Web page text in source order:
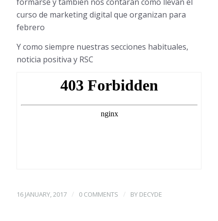
curso de marketing digital que organizan para
febrero
Y como siempre nuestras secciones habituales,
noticia positiva y RSC
16 JANUARY, 2017 / 0 COMMENTS / BY DECYDE